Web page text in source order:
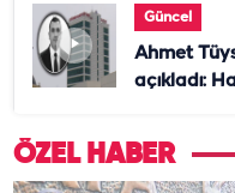
Güncel
Ahmet
açıkladı:
ÖZEL HABER